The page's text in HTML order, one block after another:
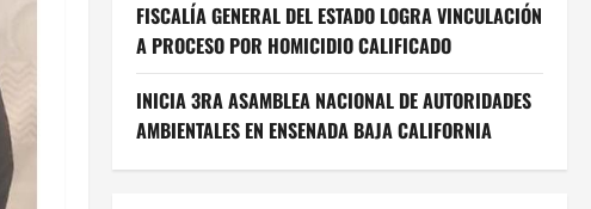
FISCALÍA GENERAL DEL ESTADO LOGRA VINCULACIÓN
A PROCESO POR HOMICIDIO CALIFICADO
INICIA 3RA ASAMBLEA NACIONAL DE AUTORIDADES
AMBIENTALES EN ENSENADA BAJA CALIFORNIA